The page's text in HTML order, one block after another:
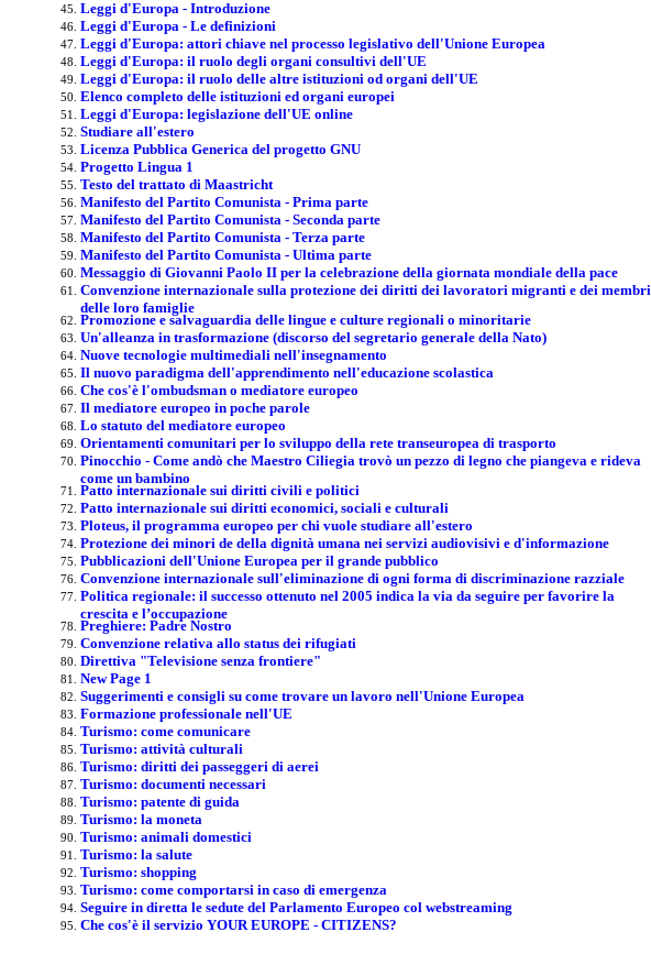
Leggi d'Europa - Introduzione
Leggi d'Europa - Le definizioni
Leggi d'Europa: attori chiave nel processo legislativo dell'Unione Europea
Leggi d'Europa: il ruolo degli organi consultivi dell'UE
Leggi d'Europa: il ruolo delle altre istituzioni od organi dell'UE
Elenco completo delle istituzioni ed organi europei
Leggi d'Europa: legislazione dell'UE online
Studiare all'estero
Licenza Pubblica Generica del progetto GNU
Progetto Lingua 1
Testo del trattato di Maastricht
Manifesto del Partito Comunista - Prima parte
Manifesto del Partito Comunista - Seconda parte
Manifesto del Partito Comunista - Terza parte
Manifesto del Partito Comunista - Ultima parte
Messaggio di Giovanni Paolo II per la celebrazione della giornata mondiale della pace
Convenzione internazionale sulla protezione dei diritti dei lavoratori migranti e dei membri
delle loro famiglie
Promozione e salvaguardia delle lingue e culture regionali o minoritarie
Un'alleanza in trasformazione (discorso del segretario generale della Nato)
Nuove tecnologie multimediali nell'insegnamento
Il nuovo paradigma dell'apprendimento nell'educazione scolastica
Che cos'è l'ombudsman o mediatore europeo
Il mediatore europeo in poche parole
Lo statuto del mediatore europeo
Orientamenti comunitari per lo sviluppo della rete transeuropea di trasporto
Pinocchio - Come andò che Maestro Ciliegia trovò un pezzo di legno che piangeva e rideva
come un bambino
Patto internazionale sui diritti civili e politici
Patto internazionale sui diritti economici, sociali e culturali
Ploteus, il programma europeo per chi vuole studiare all'estero
Protezione dei minori de della dignità umana nei servizi audiovisivi e d'informazione
Pubblicazioni dell'Unione Europea per il grande pubblico
Convenzione internazionale sull'eliminazione di ogni forma di discriminazione razziale
Politica regionale: il successo ottenuto nel 2005 indica la via da seguire per favorire la
crescita e l’occupazione
Preghiere: Padre Nostro
Convenzione relativa allo status dei rifugiati
Direttiva "Televisione senza frontiere"
New Page 1
Suggerimenti e consigli su come trovare un lavoro nell'Unione Europea
Formazione professionale nell'UE
Turismo: come comunicare
Turismo: attività culturali
Turismo: diritti dei passeggeri di aerei
Turismo: documenti necessari
Turismo: patente di guida
Turismo: la moneta
Turismo: animali domestici
Turismo: la salute
Turismo: shopping
Turismo: come comportarsi in caso di emergenza
Seguire in diretta le sedute del Parlamento Europeo col webstreaming
Che cos'è il servizio YOUR EUROPE - CITIZENS?